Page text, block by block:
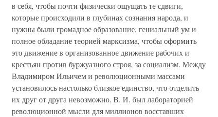
в себя, чтобы почти физически ощущать те сдвиги,
которые происходили в глубинах сознания народа, и
нужны были громадное образование, гениальный ум и
полное обладание теорией марксизма, чтобы оформить
это движение в организованное движение рабочих и
крестьян против буржуазного строя, за социализм. Между
Владимиром Ильичем и революционными массами
установилось настолько близкое единство, что отделить
их друг от друга невозможно. В. И. был лабораторией
революционной мысли для миллионов восставших